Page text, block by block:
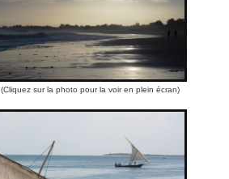
(Cliquez sur la photo pour la voir en plein écran)